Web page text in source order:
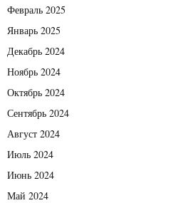
Февраль 2025
Январь 2025
Декабрь 2024
Ноябрь 2024
Октябрь 2024
Сентябрь 2024
Август 2024
Июль 2024
Июнь 2024
Май 2024